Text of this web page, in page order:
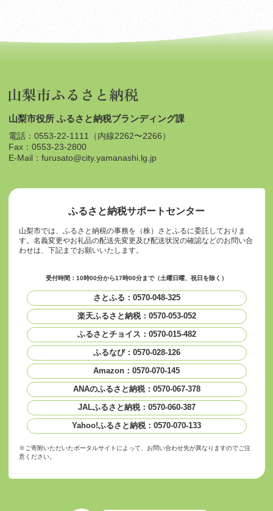
山梨市役所 ふるさと納税ブランディング課
電話：0553-22-1111（内線2262〜2266）
Fax：0553-23-2800
E-Mail：furusato@city.yamanashi.lg.jp
ふるさと納税サポートセンター
山梨市では、ふるさと納税の事務を（株）さとふるに委託しておりま
す。名義変更やお礼品の配送先変更及び配送状況の確認などのお問い合
わせは、下記までお願いいたします。
受付時間：10時00分から17時00分まで（土曜日曜、祝日を除く）
さとふる：0570-048-325
楽天ふるさと納税：0570-053-052
ふるさとチョイス：0570-015-482
ふるなび：0570-028-126
Amazon：0570-070-145
ANAのふるさと納税：0570-067-378
JALふるさと納税：0570-060-387
Yahoo!ふるさと納税：0570-070-133
※ご寄附いただいたポータルサイトによって、お問い合わせ先が異なりますのでご注
意ください。